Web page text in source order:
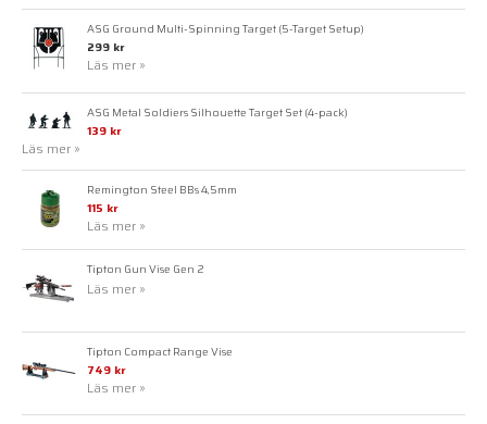
ASG Ground Multi-Spinning Target (5-Target Setup)
299 kr
Läs mer »
ASG Metal Soldiers Silhouette Target Set (4-pack)
139 kr
Läs mer »
Remington Steel BBs 4,5mm
115 kr
Läs mer »
Tipton Gun Vise Gen 2
Läs mer »
Tipton Compact Range Vise
749 kr
Läs mer »